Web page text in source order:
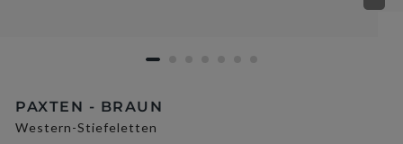
PAXTEN - BRAUN
Western-Stiefeletten